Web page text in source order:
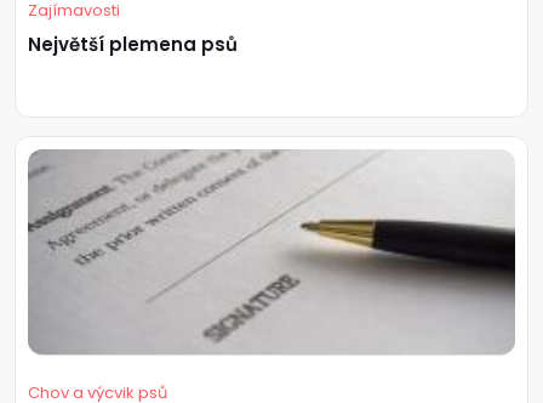
Zajímavosti
Největší plemena psů
Chov a výcvik psů